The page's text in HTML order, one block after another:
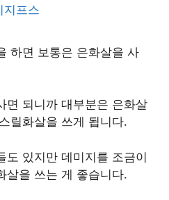
지프스
하면 보통은 은화살을 사
면 되니까 대부분은 은화살
릴화살을 쓰게 됩니다.
도 있지만 데미지를 조금이
살을 쓰는 게 좋습니다.